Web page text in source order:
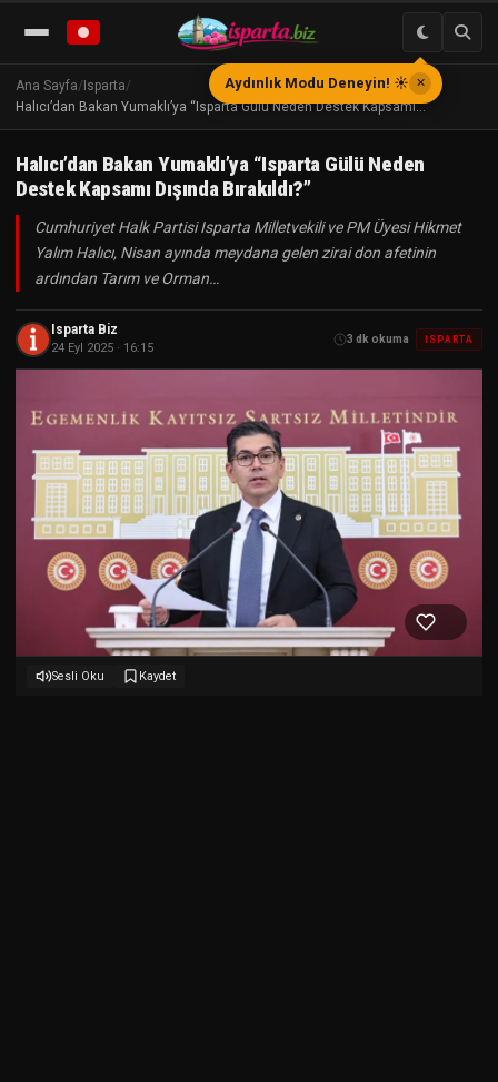
Ana Sayfa/ Isparta/
Halıcı’dan Bakan Yumaklı’ya “Isparta Gülü Neden Destek Kapsamı…
Halıcı’dan Bakan Yumaklı’ya “Isparta Gülü Neden
Destek Kapsamı Dışında Bırakıldı?”
Cumhuriyet Halk Partisi Isparta Milletvekili ve PM Üyesi Hikmet
Yalım Halıcı, Nisan ayında meydana gelen zirai don afetinin
ardından Tarım ve Orman…
Isparta Biz
24 Eyl 2025 · 16:15
3 dk okuma ISPARTA
Sesli Oku Kaydet
Aydınlık Modu Deneyin! ☀️ ✕